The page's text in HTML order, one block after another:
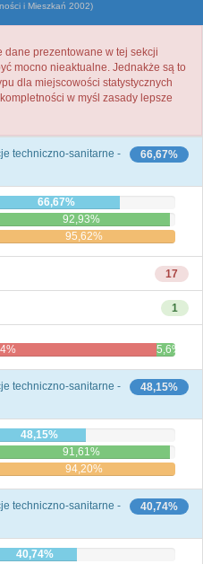
i Mieszkań 2002)
dane prezentowane w tej sekcji
mocno nieaktualne. Jednakże są to
dla miejscowości statystycznych
w myśl zasady lepsze
66,67%
techniczno-sanitarne -
66,67%
92,93%
95,62%
17
1
5,6%
48,15%
techniczno-sanitarne -
48,15%
91,61%
94,20%
40,74%
techniczno-sanitarne -
40,74%